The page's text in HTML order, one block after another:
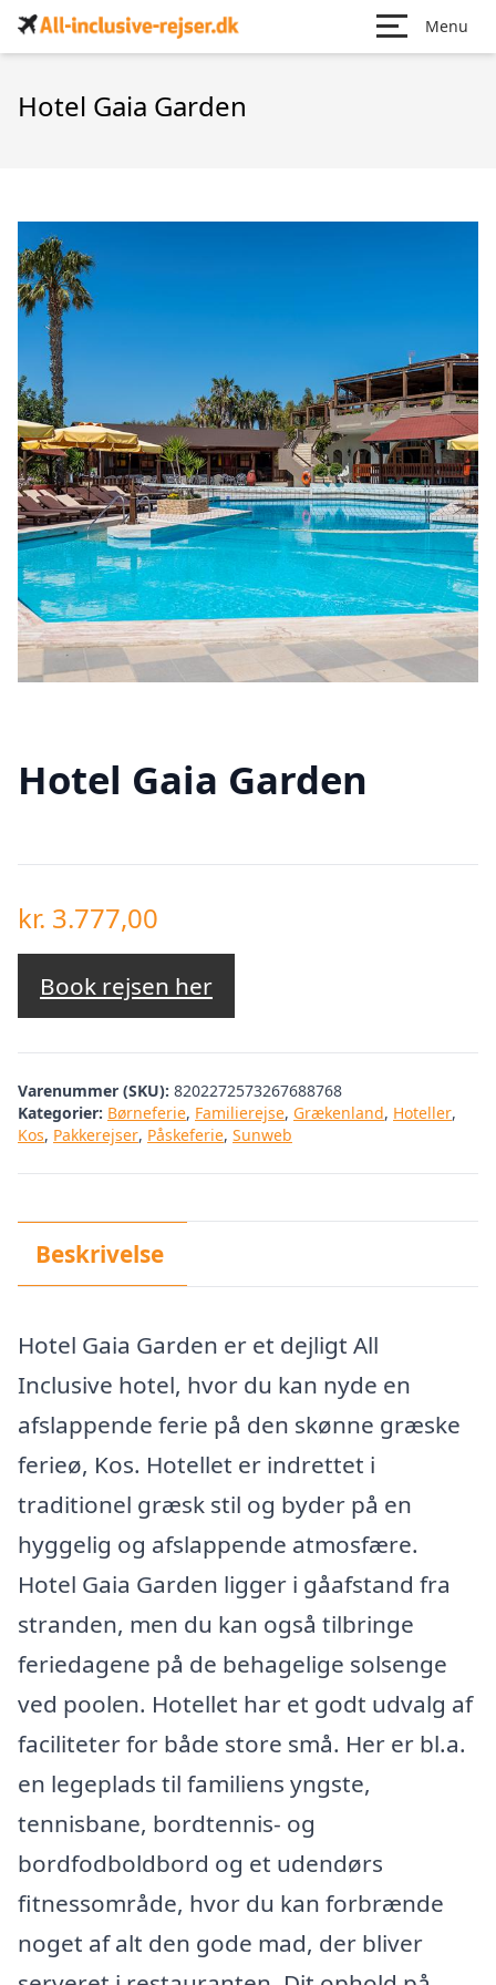
Menu
Hotel Gaia Garden
Hotel Gaia Garden
kr. 3.777,00
Book rejsen her
Varenummer (SKU): 8202272573267688768
Kategorier: Børneferie, Familierejse, Grækenland, Hoteller,
Kos, Pakkerejser, Påskeferie, Sunweb
Beskrivelse
Hotel Gaia Garden er et dejligt All
Inclusive hotel, hvor du kan nyde en
afslappende ferie på den skønne græske
ferieø, Kos. Hotellet er indrettet i
traditionel græsk stil og byder på en
hyggelig og afslappende atmosfære.
Hotel Gaia Garden ligger i gåafstand fra
stranden, men du kan også tilbringe
feriedagene på de behagelige solsenge
ved poolen. Hotellet har et godt udvalg af
faciliteter for både store små. Her er bl.a.
en legeplads til familiens yngste,
tennisbane, bordtennis- og
bordfodboldbord og et udendørs
fitnessområde, hvor du kan forbrænde
noget af alt den gode mad, der bliver